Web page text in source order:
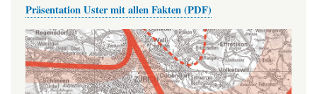
Präsentation Uster mit allen Fakten (PDF)